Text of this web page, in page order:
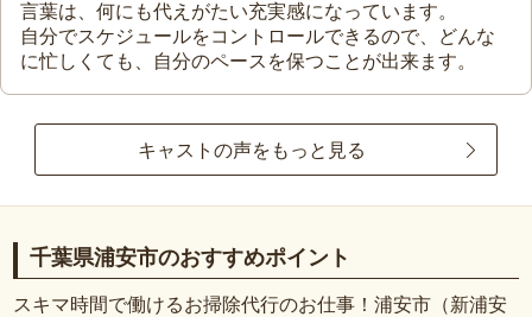
言葉は、何にも代えがたい充実感になっています。
自分でスケジュールをコントロールできるので、どんな
に忙しくても、自分のペースを保つことが出来ます。
キャストの声をもっと見る
千葉県浦安市のおすすめポイント
スキマ時間で働けるお掃除代行のお仕事！浦安市（新浦安